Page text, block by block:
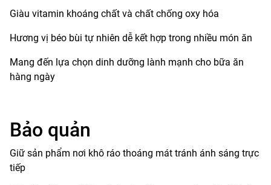
Giàu vitamin khoáng chất và chất chống oxy hóa
Hương vị béo bùi tự nhiên dễ kết hợp trong nhiều món ăn
Mang đến lựa chọn dinh dưỡng lành mạnh cho bữa ăn
hàng ngày
Bảo quản
Giữ sản phẩm nơi khô ráo thoáng mát tránh ánh sáng trực
tiếp